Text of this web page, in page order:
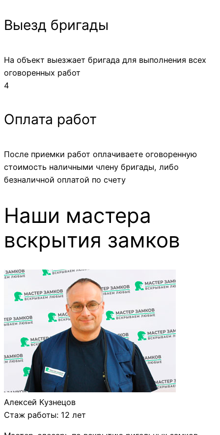
Выезд бригады
На объект выезжает бригада для выполнения всех
оговоренных работ
4
Оплата работ
После приемки работ оплачиваете оговоренную
стоимость наличными члену бригады, либо
безналичной оплатой по счету
Наши мастера
вскрытия замков
Алексей Кузнецов
Стаж работы: 12 лет